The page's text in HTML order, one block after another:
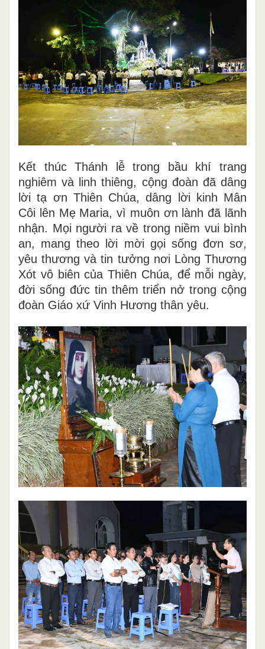
Kết thúc Thánh lễ trong bầu khí trang
nghiêm và linh thiêng, cộng đoàn đã dâng
lời tạ ơn Thiên Chúa, dâng lời kinh Mân
Côi lên Mẹ Maria, vì muôn ơn lành đã lãnh
nhận. Mọi người ra về trong niềm vui bình
an, mang theo lời mời gọi sống đơn sơ,
yêu thương và tin tưởng nơi Lòng Thương
Xót vô biên của Thiên Chúa, để mỗi ngày,
đời sống đức tin thêm triển nở trong cộng
đoàn Giáo xứ Vinh Hương thân yêu.